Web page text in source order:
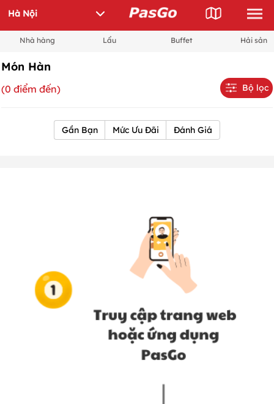
Nhà hàng Lẩu Buffet Hải sản
Món Hàn
(0 điểm đến) Bộ lọc
Gần Bạn Mức Ưu Đãi Đánh Giá